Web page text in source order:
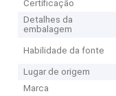
Certificação
Detalhes da
embalagem
Habilidade da fonte
Lugar de origem
Marca